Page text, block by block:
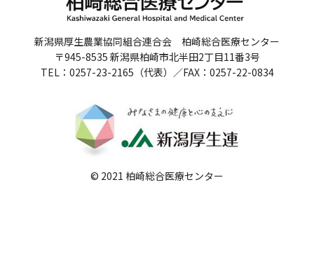
医療関係者の方へ
病院誌
個人情報保護方針
反社会的勢力に対する基本方針
院内感染対策指針
新潟県厚生農業協同組合連合会 柏崎総合医療センター
〒945-8535 新潟県柏崎市北半田2丁目11番3号
TEL：0257-23-2165（代表）／FAX：0257-22-0834
© 2021 柏崎総合医療センター